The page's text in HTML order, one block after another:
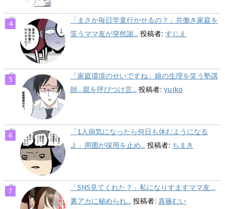
「まさか毎日学童行かせるの？」共働き家庭を
笑うママ友が突然謝... 投稿者: すじえ
「家庭環境のせいですね」娘の生理を笑う塾講
師…親を呼びつけ言... 投稿者: yuiko
「1人病気になったら何日も休むようになる
よ」周囲が採用を止め... 投稿者: ちまき
「SNS見てくれた？」私になりすますママ友…
裏アカに秘められ... 投稿者: 真篠むい